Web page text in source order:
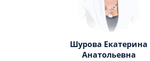
Шурова Екатерина
Анатольевна